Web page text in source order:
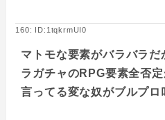
160: ID:1tqkrmUI0
マトモな要素がバラバラだ
ラガチャのRPG要素全否
言ってる変な奴がブルプ